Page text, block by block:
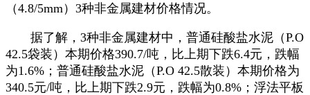
（4.8/5mm）3种非金属建材价格情况。
据了解，3种非金属建材中，普通硅酸盐水泥（P.O
42.5袋装）本期价格390.7/吨，比上期下跌6.4元，跌幅
为1.6%；普通硅酸盐水泥（P.O 42.5散装）本期价格为
340.5元/吨，比上期下跌2.9元，跌幅为0.8%；浮法平板